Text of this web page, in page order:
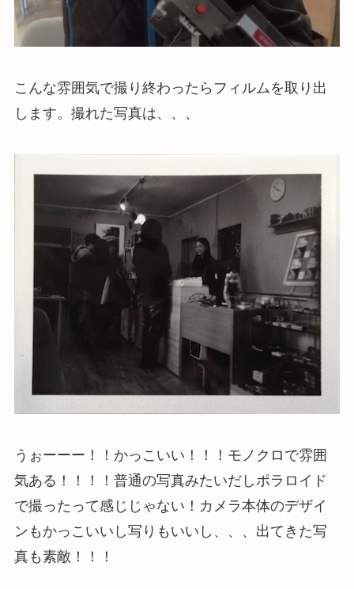
こんな雰囲気で撮り終わったらフィルムを取り出
します。撮れた写真は、、、
うぉーーー！！かっこいい！！！モノクロで雰囲
気ある！！！！普通の写真みたいだしポラロイド
で撮ったって感じじゃない！カメラ本体のデザイ
ンもかっこいいし写りもいいし、、、出てきた写
真も素敵！！！